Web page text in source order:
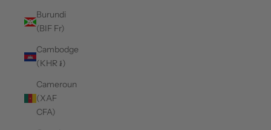
Burundi
(BIF Fr)
Cambodge
(KHR ៛)
Cameroun
(XAF
CFA)